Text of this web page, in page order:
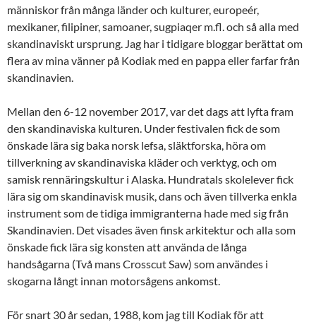
människor från många länder och kulturer, europeér,
mexikaner, filipiner, samoaner, sugpiaqer m.fl. och så alla med
skandinaviskt ursprung. Jag har i tidigare bloggar berättat om
flera av mina vänner på Kodiak med en pappa eller farfar från
skandinavien.
Mellan den 6-12 november 2017, var det dags att lyfta fram
den skandinaviska kulturen. Under festivalen fick de som
önskade lära sig baka norsk lefsa, släktforska, höra om
tillverkning av skandinaviska kläder och verktyg, och om
samisk rennäringskultur i Alaska. Hundratals skolelever fick
lära sig om skandinavisk musik, dans och även tillverka enkla
instrument som de tidiga immigranterna hade med sig från
Skandinavien. Det visades även finsk arkitektur och alla som
önskade fick lära sig konsten att använda de långa
handsågarna (Två mans Crosscut Saw) som användes i
skogarna långt innan motorsågens ankomst.
För snart 30 år sedan, 1988, kom jag till Kodiak för att